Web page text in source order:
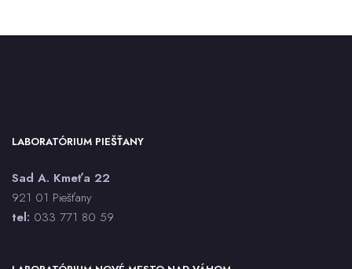
LABORATÓRIUM PIEŠŤANY
Sad A. Kmeťa 22
921 01 Piešťany
tel: 033 771 80 59